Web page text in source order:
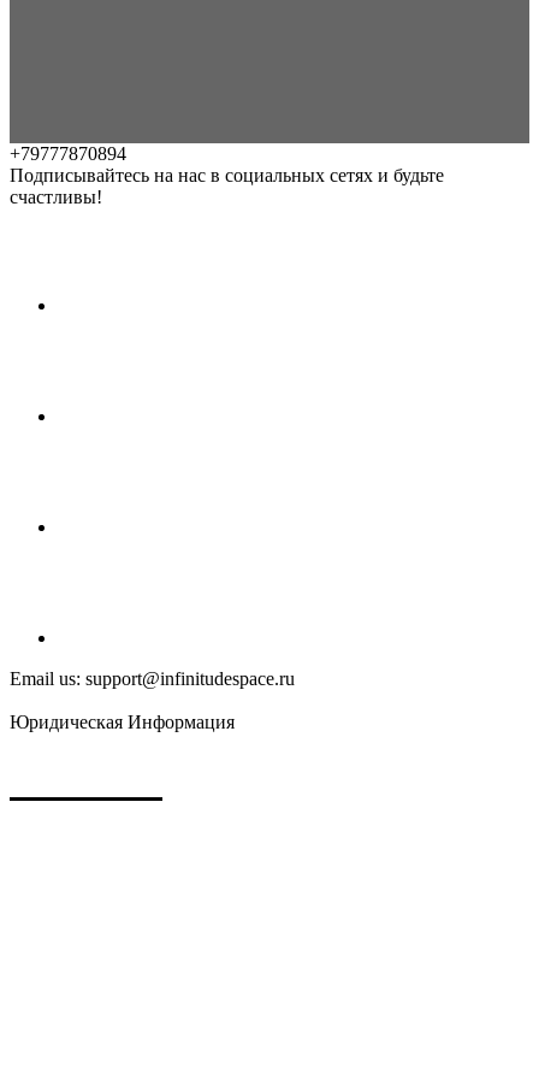
+79777870894
Подписывайтесь на нас в социальных сетях и будьте
счастливы!
Email us: support@infinitudespace.ru
Юридическая Информация